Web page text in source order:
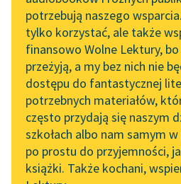
Wolne Lektury na 32.
Pol’and’Rock Festivalu
„Kochanek Lady
Chatterley” do słuchania
na Wolnych Lekturach
Nowy audiobook –
„Marzenie o Oriencie”
Sophie Elkan
Kolekcja Nadwyraz.com x
potrzebują naszego
tylko korzystać, ale także
finansowo Wolne Lektury, bo
przeżyją, a my bez nich nie
dostępu do fantastycznej
potrzebnych materiałów,
często przydają się naszym
szkołach albo nam samym w
po prostu do przyjemności,
książki. Także kochani,
że
co